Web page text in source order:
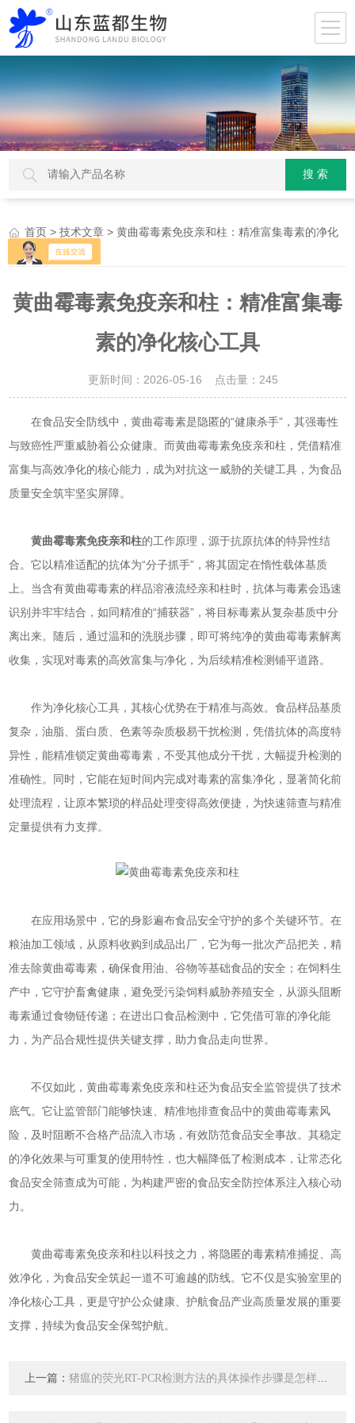
首页 >技术文章 > 黄曲霉毒素免疫亲和柱：精准富集毒素的净化
核心工具
黄曲霉毒素免疫亲和柱：精准富集毒
素的净化核心工具
更新时间：2026-05-16 点击量： 245
在食品安全防线中，黄曲霉毒素是隐匿的“健康杀手”，其强毒性
与致癌性严重威胁着公众健康。而黄曲霉毒素免疫亲和柱，凭借精准
富集与高效净化的核心能力，成为对抗这一威胁的关键工具，为食品
质量安全筑牢坚实屏障。
黄曲霉毒素免疫亲和柱的工作原理，源于抗原抗体的特异性结
合。它以精准适配的抗体为“分子抓手”，将其固定在惰性载体基质
上。当含有黄曲霉毒素的样品溶液流经亲和柱时，抗体与毒素会迅速
识别并牢牢结合，如同精准的“捕获器”，将目标毒素从复杂基质中分
离出来。随后，通过温和的洗脱步骤，即可将纯净的黄曲霉毒素解离
收集，实现对毒素的高效富集与净化，为后续精准检测铺平道路。
作为净化核心工具，其核心优势在于精准与高效。食品样品基质
复杂，油脂、蛋白质、色素等杂质极易干扰检测，凭借抗体的高度特
异性，能精准锁定黄曲霉毒素，不受其他成分干扰，大幅提升检测的
准确性。同时，它能在短时间内完成对毒素的富集净化，显著简化前
处理流程，让原本繁琐的样品处理变得高效便捷，为快速筛查与精准
定量提供有力支撑。
在应用场景中，它的身影遍布食品安全守护的多个关键环节。在
粮油加工领域，从原料收购到成品出厂，它为每一批次产品把关，精
准去除黄曲霉毒素，确保食用油、谷物等基础食品的安全；在饲料生
产中，它守护畜禽健康，避免受污染饲料威胁养殖安全，从源头阻断
毒素通过食物链传递；在进出口食品检测中，它凭借可靠的净化能
力，为产品合规性提供关键支撑，助力食品走向世界。
不仅如此，黄曲霉毒素免疫亲和柱还为食品安全监管提供了技术
底气。它让监管部门能够快速、精准地排查食品中的黄曲霉毒素风
险，及时阻断不合格产品流入市场，有效防范食品安全事故。其稳定
的净化效果与可重复的使用特性，也大幅降低了检测成本，让常态化
食品安全筛查成为可能，为构建严密的食品安全防控体系注入核心动
力。
黄曲霉毒素免疫亲和柱以科技之力，将隐匿的毒素精准捕捉、高
效净化，为食品安全筑起一道不可逾越的防线。它不仅是实验室里的
净化核心工具，更是守护公众健康、护航食品产业高质量发展的重要
支撑，持续为食品安全保驾护航。
上一篇：猪瘟的荧光RT-PCR检测方法的具体操作步骤是怎样的?